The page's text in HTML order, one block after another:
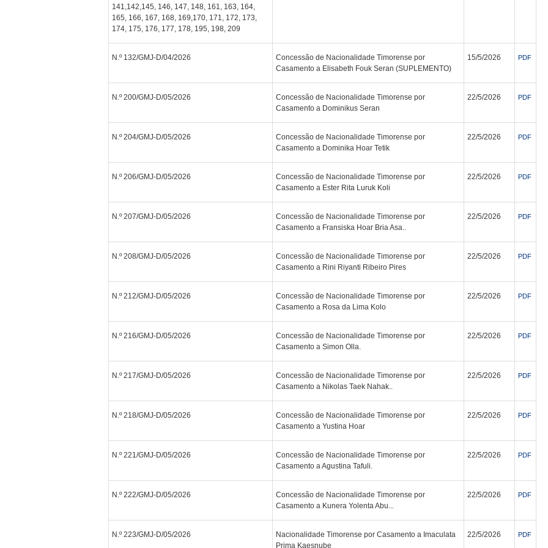
141,142,145, 146, 147, 148, 161, 163, 164,
165, 166, 167, 168, 169,170, 171, 172, 173,
174, 175, 176, 177, 178, 195, 198, 209
N.º 132/GMJ-D/04/2026
Concessão de Nacionalidade Timorense por
Casamento a Elisabeth Fouk Seran (SUPLEMENTO)
15/5/2026 PDF
N.º 200/GMJ-D/05/2026
Concessão de Nacionalidade Timorense por
Casamento a Dominikus Seran
22/5/2026 PDF
N.º 204/GMJ-D/05/2026
Concessão de Nacionalidade Timorense por
Casamento a Dominika Hoar Tetik
22/5/2026 PDF
N.º 206/GMJ-D/05/2026
Concessão de Nacionalidade Timorense por
Casamento a Ester Rita Luruk Koli
22/5/2026 PDF
N.º 207/GMJ-D/05/2026
Concessão de Nacionalidade Timorense por
Casamento a Fransiska Hoar Bria Asa..
22/5/2026 PDF
N.º 208/GMJ-D/05/2026
Concessão de Nacionalidade Timorense por
Casamento a Rini Riyanti Ribeiro Pires
22/5/2026 PDF
N.º 212/GMJ-D/05/2026
Concessão de Nacionalidade Timorense por
Casamento a Rosa da Lima Kolo
22/5/2026 PDF
N.º 216/GMJ-D/05/2026
Concessão de Nacionalidade Timorense por
Casamento a Simon Olla.
22/5/2026 PDF
N.º 217/GMJ-D/05/2026
Concessão de Nacionalidade Timorense por
Casamento a Nikolas Taek Nahak..
22/5/2026 PDF
N.º 218/GMJ-D/05/2026
Concessão de Nacionalidade Timorense por
Casamento a Yustina Hoar
22/5/2026 PDF
N.º 221/GMJ-D/05/2026
Concessão de Nacionalidade Timorense por
Casamento a Agustina Tafuli.
22/5/2026 PDF
N.º 222/GMJ-D/05/2026
Concessão de Nacionalidade Timorense por
Casamento a Kunera Yolenta Abu...
22/5/2026 PDF
N.º 223/GMJ-D/05/2026
Nacionalidade Timorense por Casamento a Imaculata
Prima Kaesnube
22/5/2026 PDF